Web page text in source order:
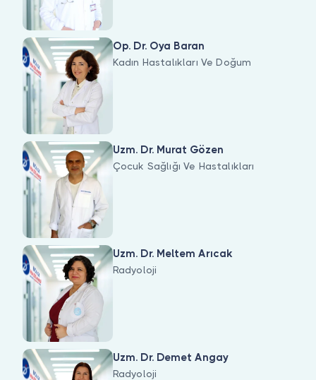
Op. Dr. Oya Baran
Kadın Hastalıkları Ve Doğum
Uzm. Dr. Murat Gözen
Çocuk Sağlığı Ve Hastalıkları
Uzm. Dr. Meltem Arıcak
Radyoloji
Uzm. Dr. Demet Angay
Radyoloji